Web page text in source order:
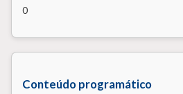
0
Conteúdo programático